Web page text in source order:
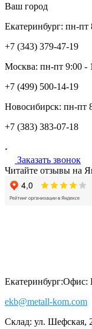
Ваш город
Екатеринбург: пн-пт
+7 (343) 379-47-19
Москва: пн-пт 9:00 -
+7 (499) 500-14-19
Новосибирск: пн-пт
+7 (383) 383-07-18
Заказать звонок
Читайте отзывы на
Екатеринбург:Офис:
ekb@metall-kom.com
Склад: ул. Шефская,